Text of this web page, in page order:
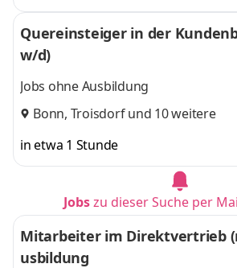
Quereinsteiger in der
w/d)
Jobs ohne Ausbildung
Bonn, Troisdorfund 10 weitere
in etwa 1 Stunde
Jobszu dieser Suche per
Mitarbeiter im Direktvertrieb
usbildung